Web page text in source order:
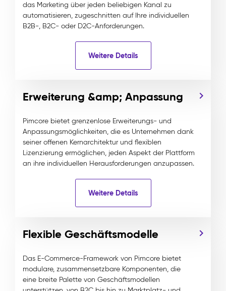
das Marketing über jeden beliebigen Kanal zu
automatisieren, zugeschnitten auf Ihre individuellen
B2B-, B2C- oder D2C-Anforderungen.
Weitere Details
Erweiterung &amp; Anpassung
Pimcore bietet grenzenlose Erweiterungs- und
Anpassungsmöglichkeiten, die es Unternehmen dank
seiner offenen Kernarchitektur und flexiblen
Lizenzierung ermöglichen, jeden Aspekt der Plattform
an ihre individuellen Herausforderungen anzupassen.
Weitere Details
Flexible Geschäftsmodelle
Das E-Commerce-Framework von Pimcore bietet
modulare, zusammensetzbare Komponenten, die
eine breite Palette von Geschäftsmodellen